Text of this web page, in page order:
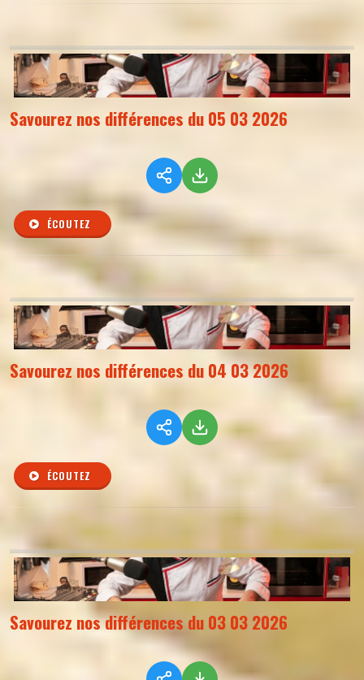
Savourez nos différences du 05 03 2026
ÉCOUTEZ
Savourez nos différences du 04 03 2026
ÉCOUTEZ
Savourez nos différences du 03 03 2026